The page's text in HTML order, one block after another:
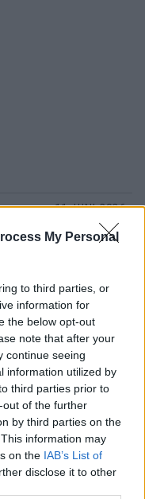
My Personal
to third parties, or
information for
the below opt-out
note that after your
continue seeing
information utilized by
third parties prior to
of the further
by third parties on the
information may
on the IAB’s List of
disclose it to other
11 JUNI 2026